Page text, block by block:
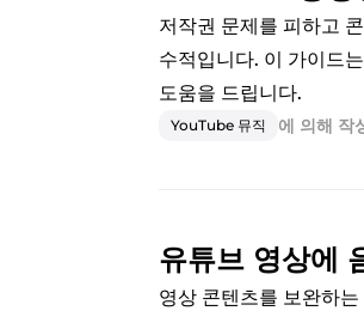
저작권 문제를 피하고
수적입니다. 이 가이드
도움을 드립니다.
YouTube 뮤직 에 의해 작
유튜브 영상에
영상 콘텐츠를 보완하